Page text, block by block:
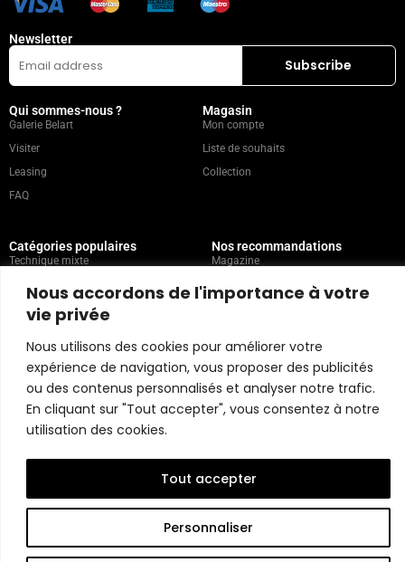
Nous accordons de l'importance à votre
vie privée
Nous utilisons des cookies pour améliorer votre
expérience de navigation, vous proposer des publicités
ou des contenus personnalisés et analyser notre trafic.
En cliquant sur "Tout accepter", vous consentez à notre
utilisation des cookies.
Personnaliser
Tout accepter
Newsletter
Qui sommes-nous ?
Galerie Belart
Visiter
Leasing
FAQ
Magasin
Mon compte
Liste de souhaits
Collection
Catégories populaires
Technique mixte
Abstrait
Nos recommandations
Magazine
Politique du magasin
Copyright © 2026 Belart Gallery | Powered by Carre agency